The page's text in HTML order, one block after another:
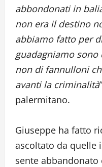
abbondonati in
non era il destino
abbiamo fatto per
guadagniamo
non di fannulloni
avanti la criminalità
palermitano.
Giuseppe ha fatto
ascoltato da quelle
sente